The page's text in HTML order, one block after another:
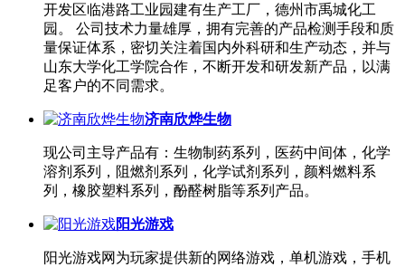
开发区临港路工业园建有生产工厂，德州市禹城化工
园。 公司技术力量雄厚，拥有完善的产品检测手段和质
量保证体系，密切关注着国内外科研和生产动态，并与
山东大学化工学院合作，不断开发和研发新产品，以满
足客户的不同需求。
济南欣烨生物
现公司主导产品有：生物制药系列，医药中间体，化学
溶剂系列，阻燃剂系列，化学试剂系列，颜料燃料系
列，橡胶塑料系列，酚醛树脂等系列产品。
阳光游戏
阳光游戏网为玩家提供新的网络游戏，单机游戏，手机